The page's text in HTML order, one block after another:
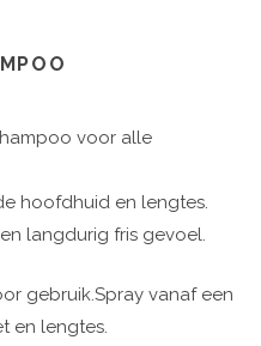
voor alle
hoofdhuid en lengtes.
langdurig fris gevoel.
gebruik.Spray vanaf een
en lengtes.